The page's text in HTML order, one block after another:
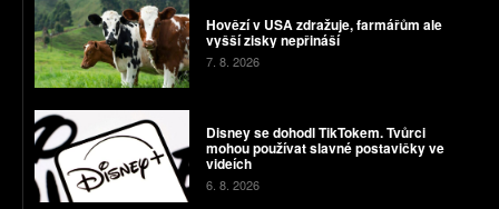
Hovězí v USA zdražuje, farmářům ale
vyšší zisky nepřináší
7. 8. 2026
Disney se dohodl TikTokem. Tvůrci
mohou používat slavné postavičky ve
videích
6. 8. 2026